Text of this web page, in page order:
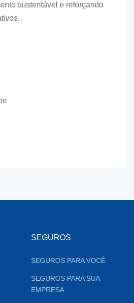
sustentável e reforçando
SEGUROS
SEGUROS PARA VOCÊ
SEGUROS PARA SUA
EMPRESA